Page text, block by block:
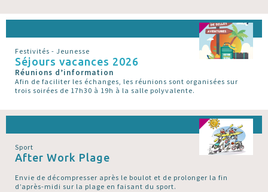
Festivités - Jeunesse
Séjours vacances 2026
Réunions d’information
Afin de faciliter les échanges, les réunions sont organisées sur
trois soirées de 17h30 à 19h à la salle polyvalente.
Sport
After Work Plage
Envie de décompresser après le boulot et de prolonger la fin
d’après-midi sur la plage en faisant du sport.